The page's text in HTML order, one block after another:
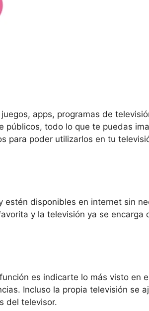
apps, programas de
públicos, todo lo que te puedas
para poder utilizarlos en tu
estén disponibles en internet sin
y la televisión ya se encarga
es indicarte lo más visto en
Incluso la propia televisión se
del televisor.